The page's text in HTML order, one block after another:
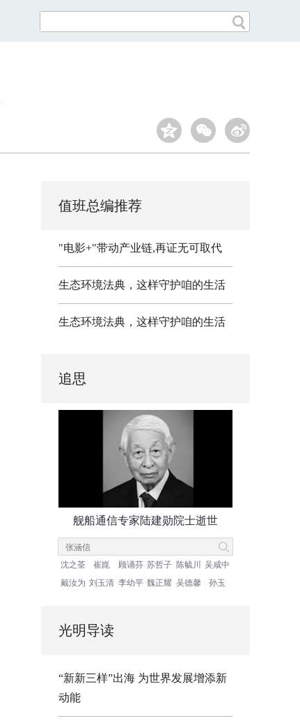
值班总编推荐
"电影+"带动产业链,再证无可取代
生态环境法典，这样守护咱的生活
生态环境法典，这样守护咱的生活
追思
舰船通信专家陆建勋院士逝世
沈之荃 崔崑 顾诵芬 苏哲子 陈毓川
吴咸中
戴汝为 刘玉清 李幼平 魏正耀 吴德馨 孙玉
光明导读
“新新三样”出海 为世界发展增添新
动能